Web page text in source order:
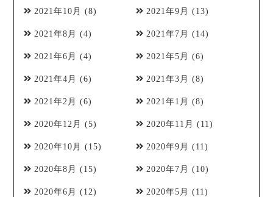
2021年10月 (8) 2021年9月 (13)
2021年8月 (4) 2021年7月 (14)
2021年6月 (4) 2021年5月 (6)
2021年4月 (6) 2021年3月 (8)
2021年2月 (6) 2021年1月 (8)
2020年12月 (5) 2020年11月 (11)
2020年10月 (15) 2020年9月 (11)
2020年8月 (15) 2020年7月 (10)
2020年6月 (12) 2020年5月 (11)